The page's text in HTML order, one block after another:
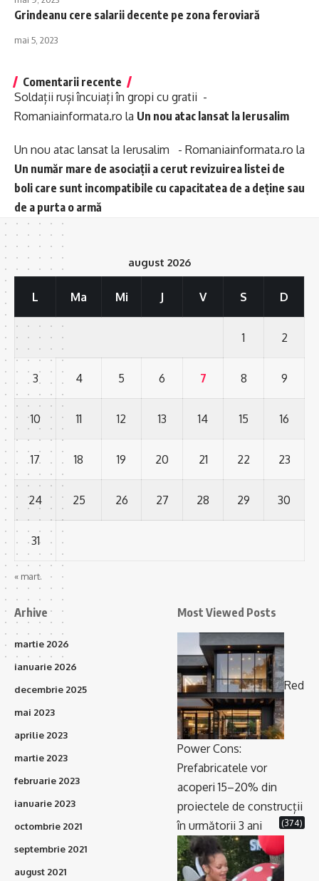
Grindeanu cere salarii decente pe zona feroviară
mai 5, 2023
Comentarii recente
Soldații ruși încuiați în gropi cu gratii -
Romaniainformata.ro la Un nou atac lansat la Ierusalim
Un nou atac lansat la Ierusalim - Romaniainformata.ro la
Un număr mare de asociații a cerut revizuirea listei de
boli care sunt incompatibile cu capacitatea de a deține sau
de a purta o armă
august 2026
L Ma Mi J V S D
1 2
3 4 5 6 7 8 9
10 11 12 13 14 15 16
17 18 19 20 21 22 23
24 25 26 27 28 29 30
31
« mart.
Arhive
martie 2026
ianuarie 2026
decembrie 2025
mai 2023
aprilie 2023
martie 2023
februarie 2023
ianuarie 2023
octombrie 2021
septembrie 2021
august 2021
Most Viewed Posts
Red
Power Cons:
Prefabricatele vor
acoperi 15–20% din
proiectele de construcții
în următorii 3 ani
(374)